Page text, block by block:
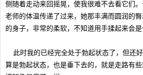
侧随着走动来回摇晃，使我很难不去看它们
老师的体温传递了过来，她那丰满而圆润的
的身子，非常的柔软，不知道用手揉起来会
此时我的已经完全处于勃起状态了，但还
算是勃起状态，也是垂下去的，就是走路有